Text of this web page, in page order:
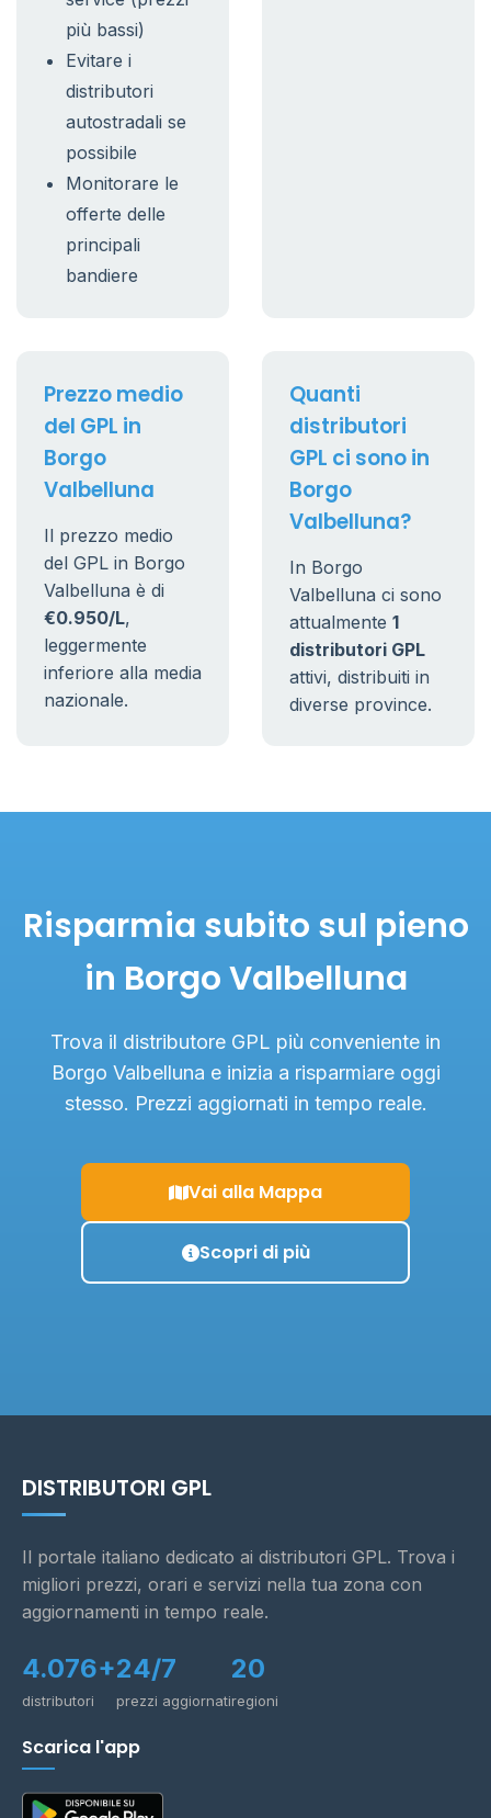
più bassi)
Evitare i
distributori
autostradali se
possibile
Monitorare le
offerte delle
principali
bandiere
Prezzo medio
del GPL in
Borgo
Valbelluna
Il prezzo medio
del GPL in Borgo
Valbelluna è di
€0.950/L,
leggermente
inferiore alla media
nazionale.
Quanti
distributori
GPL ci sono in
Borgo
Valbelluna?
In Borgo
Valbelluna ci sono
attualmente 1
distributori GPL
attivi, distribuiti in
diverse province.
Risparmia subito sul pieno
in Borgo Valbelluna
Trova il distributore GPL più conveniente in
Borgo Valbelluna e inizia a risparmiare oggi
stesso. Prezzi aggiornati in tempo reale.
Vai alla Mappa
Scopri di più
DISTRIBUTORI GPL
Il portale italiano dedicato ai distributori GPL. Trova i
migliori prezzi, orari e servizi nella tua zona con
aggiornamenti in tempo reale.
4.076+
distributori
24/7
prezzi aggiornati
20
regioni
Scarica l'app